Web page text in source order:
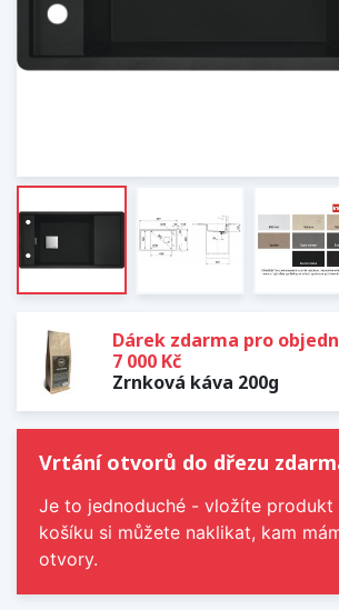
Dárek zdarma pro
7 000 Kč
Zrnková káva 200g
Vrtání otvorů do dřezu
Je to jednoduché - vložíte produkt
košíku si můžete naklikat, kam
otvory.